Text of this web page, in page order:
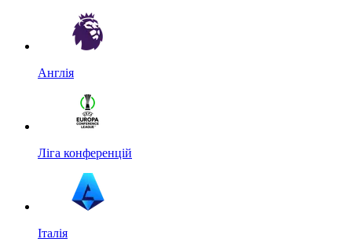
Англія
Ліга конференцій
Італія